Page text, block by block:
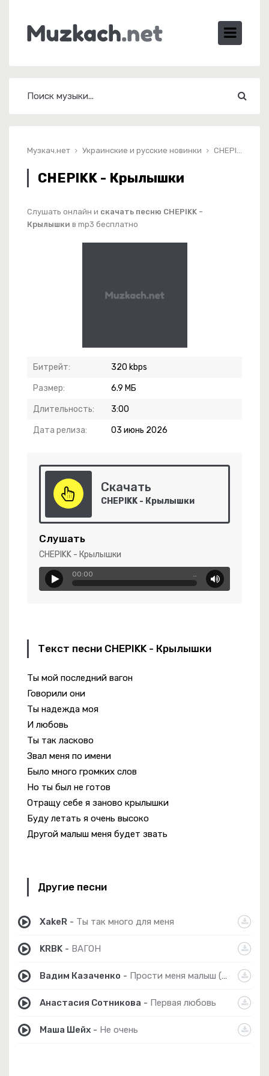
Музкач.нет Украинские и русские новинки CHEPIKK - Крылышки
CHEPIKK - Крылышки
Слушать онлайн и скачать песню CHEPIKK -
Крылышки в mp3 бесплатно
Битрейт: 320 kbps
Размер: 6.9 МБ
Длительность: 3:00
Дата релиза: 03 июнь 2026
Скачать
CHEPIKK - Крылышки
Слушать
CHEPIKK - Крылышки
00:00 …
Текст песни CHEPIKK - Крылышки
Ты мой последний вагон
Говорили они
Ты надежда моя
И любовь
Ты так ласково
Звал меня по имени
Было много громких слов
Но ты был не готов
Отращу себе я заново крылышки
Буду летать я очень высоко
Другой малыш меня будет звать
Другие песни
XakeR - Ты так много для меня
KRBK - ВАГОН
Вадим Казаченко - Прости меня малыш (cover)
Анастасия Сотникова - Первая любовь
Маша Шейх - Не очень
Как Я Умею,